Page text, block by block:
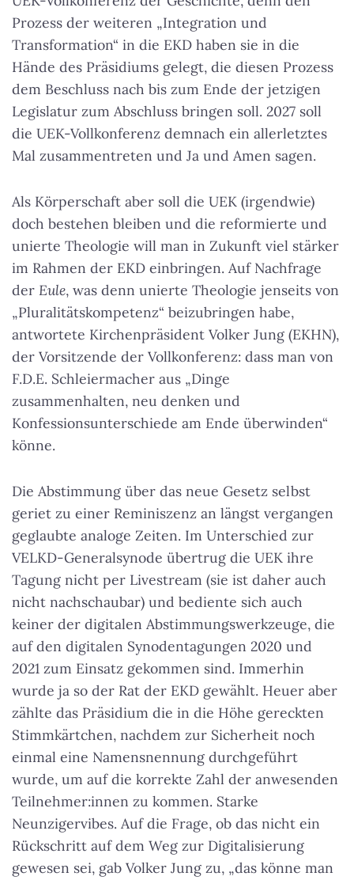
Prozess der weiteren „Integration und
Transformation“ in die EKD haben sie in die
Hände des Präsidiums gelegt, die diesen Prozess
dem Beschluss nach bis zum Ende der jetzigen
Legislatur zum Abschluss bringen soll. 2027 soll
die UEK-Vollkonferenz demnach ein allerletztes
Mal zusammentreten und Ja und Amen sagen.
Als Körperschaft aber soll die UEK (irgendwie)
doch bestehen bleiben und die reformierte und
unierte Theologie will man in Zukunft viel stärker
im Rahmen der EKD einbringen. Auf Nachfrage
der Eule, was denn unierte Theologie jenseits von
„Pluralitätskompetenz“ beizubringen habe,
antwortete Kirchenpräsident Volker Jung (EKHN),
der Vorsitzende der Vollkonferenz: dass man von
F.D.E. Schleiermacher aus „Dinge
zusammenhalten, neu denken und
Konfessionsunterschiede am Ende überwinden“
könne.
Die Abstimmung über das neue Gesetz selbst
geriet zu einer Reminiszenz an längst vergangen
geglaubte analoge Zeiten. Im Unterschied zur
VELKD-Generalsynode übertrug die UEK ihre
Tagung nicht per Livestream (sie ist daher auch
nicht nachschaubar) und bediente sich auch
keiner der digitalen Abstimmungswerkzeuge, die
auf den digitalen Synodentagungen 2020 und
2021 zum Einsatz gekommen sind. Immerhin
wurde ja so der Rat der EKD gewählt. Heuer aber
zählte das Präsidium die in die Höhe gereckten
Stimmkärtchen, nachdem zur Sicherheit noch
einmal eine Namensnennung durchgeführt
wurde, um auf die korrekte Zahl der anwesenden
Teilnehmer:innen zu kommen. Starke
Neunzigervibes. Auf die Frage, ob das nicht ein
Rückschritt auf dem Weg zur Digitalisierung
gewesen sei, gab Volker Jung zu, „das könne man